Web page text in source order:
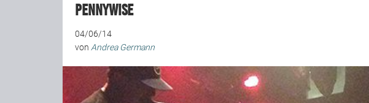
Pennywise
04/06/14
von Andrea Germann